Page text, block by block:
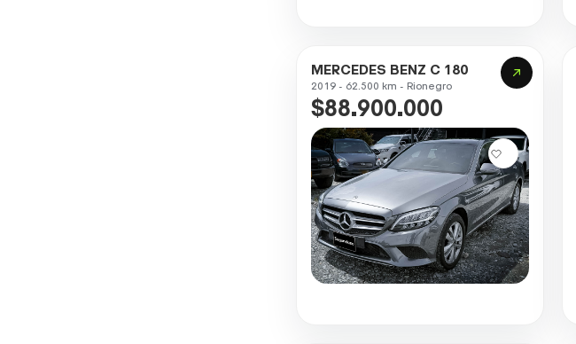
MERCEDES BENZ C 180
2019 - 62.500 km - Rionegro
$88.900.000